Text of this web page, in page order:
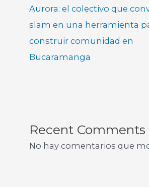
Aurora: el colectivo que
slam en una herramienta
construir comunidad en
Bucaramanga
Recent Comments
No hay comentarios que